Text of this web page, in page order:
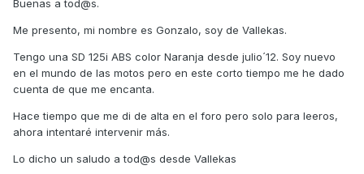
Buenas a tod@s.
Me presento, mi nombre es Gonzalo, soy de Vallekas.
Tengo una SD 125i ABS color Naranja desde julio´12. Soy nuevo
en el mundo de las motos pero en este corto tiempo me he dado
cuenta de que me encanta.
Hace tiempo que me di de alta en el foro pero solo para leeros,
ahora intentaré intervenir más.
Lo dicho un saludo a tod@s desde Vallekas